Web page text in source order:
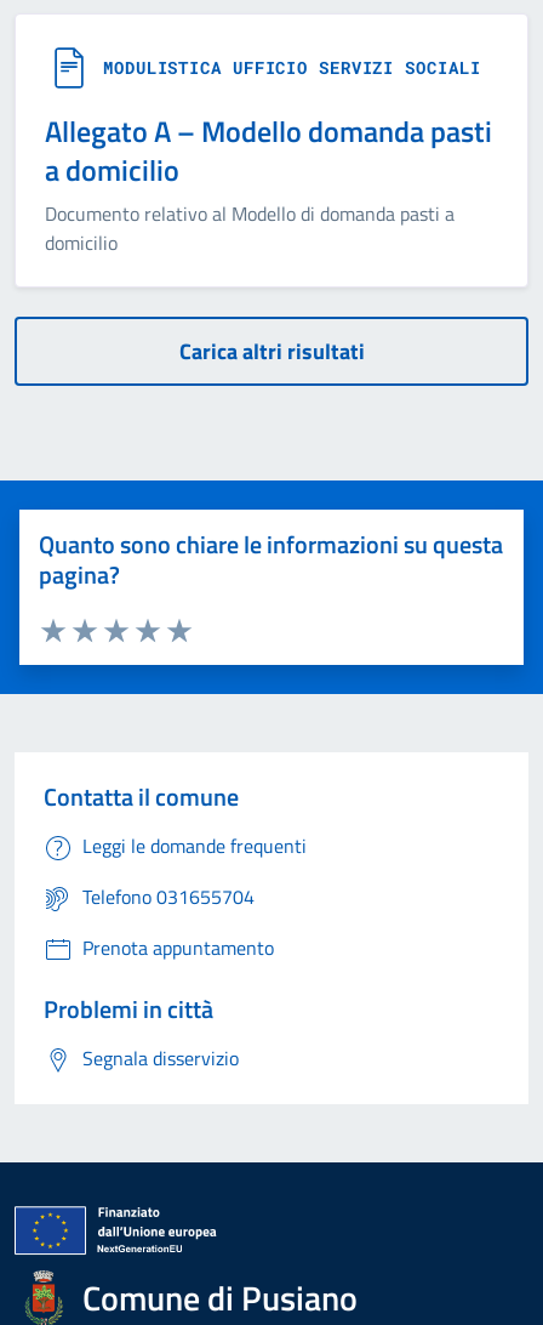
MODULISTICA UFFICIO SERVIZI SOCIALI
Allegato A – Modello domanda pasti
a domicilio
Documento relativo al Modello di domanda pasti a
domicilio
Carica altri risultati
Quanto sono chiare le informazioni su questa
pagina?
Valuta 5 stelle su 5
Valuta 4 stelle su 5
Valuta 3 stelle su 5
Valuta 2 stelle su 5
Valuta 1 stelle su 5
Contatta il comune
Leggi le domande frequenti
Telefono 031655704
Prenota appuntamento
Problemi in città
Segnala disservizio
Comune di Pusiano